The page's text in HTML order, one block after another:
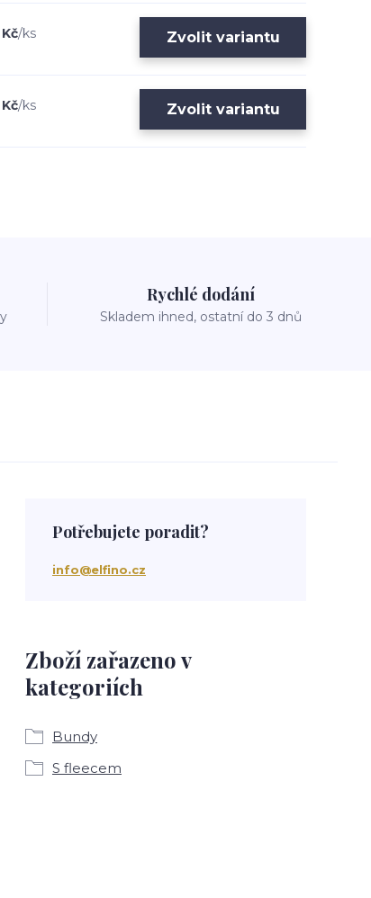
/ks Zvolit variantu
/ks Zvolit variantu
Rychlé dodání
Skladem ihned, ostatní do 3 dnů
Zboží zařazeno v
kategoriích
Bundy
S fleecem
Potřebujete poradit?
info@elfino.cz